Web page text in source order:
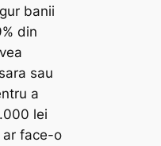
banii
din
sau
a
lei
ar face-o